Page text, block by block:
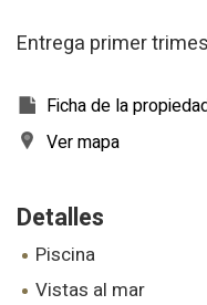
Entrega primer
Ficha de la
Ver mapa
Detalles
piscina
vistas al mar
de navegación en el
relacionada con el